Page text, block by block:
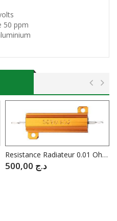
50 ppm
Resistance Radiateur 0.01 Ohm 50W
د.ج